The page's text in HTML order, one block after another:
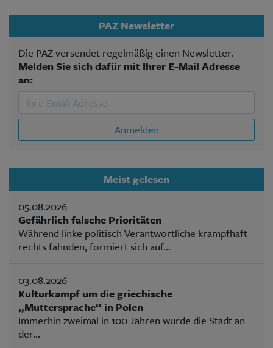
PAZ Newsletter
Die PAZ versendet regelmäßig einen Newsletter.
Melden Sie sich dafür mit Ihrer E-Mail Adresse
an:
Anmelden
Meist gelesen
05.08.2026
Gefährlich falsche Prioritäten
Während linke politisch Verantwortliche krampfhaft
rechts fahnden, formiert sich auf...
03.08.2026
Kulturkampf um die griechische
„Muttersprache“ in Polen
Immerhin zweimal in 100 Jahren wurde die Stadt an
der...